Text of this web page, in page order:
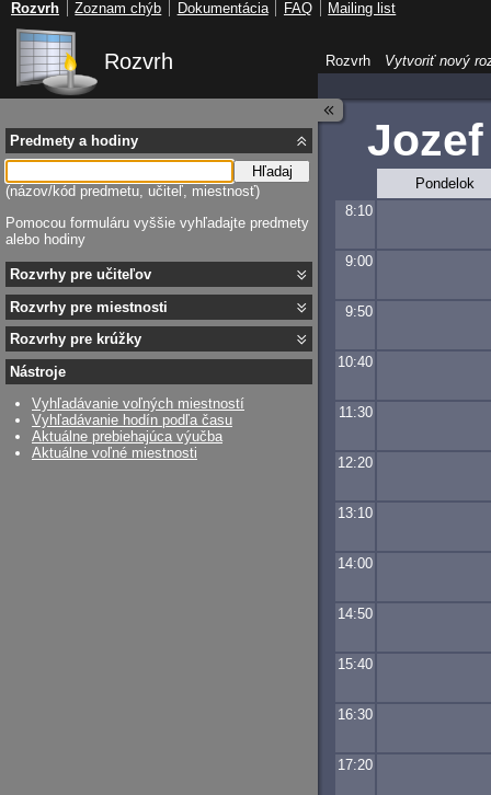
Rozvrh
Pondelok
8:10
9:00
9:50
10:40
11:30
12:20
13:10
14:00
14:50
15:40
16:30
17:20
Predmety a hodiny
Hľadaj
(názov/kód predmetu, učiteľ, miestnosť)
Pomocou formuláru vyššie vyhľadajte predmety
alebo hodiny
Rozvrhy pre učiteľov
Rozvrhy pre miestnosti
Rozvrhy pre krúžky
Nástroje
Vyhľadávanie voľných miestností
Vyhľadávanie hodín podľa času
Aktuálne prebiehajúca výučba
Aktuálne voľné miestnosti
Rozvrh Vytvoriť nový
Rozvrh Zoznam chýb Dokumentácia FAQ Mailing list